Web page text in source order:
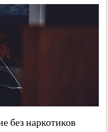
без наркотиков